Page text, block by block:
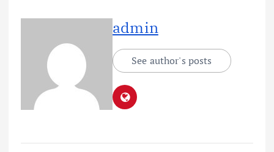
admin
See author's posts